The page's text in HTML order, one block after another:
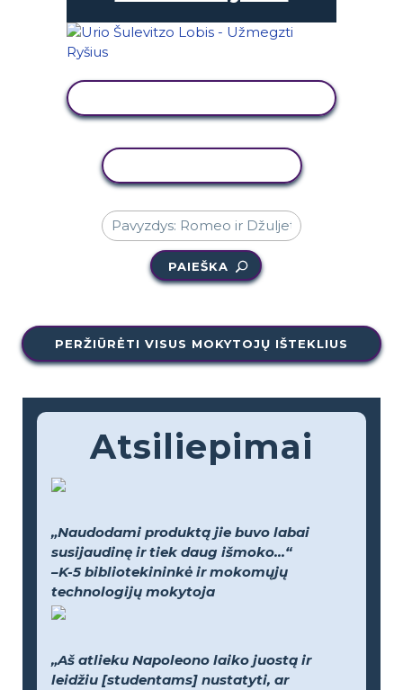
PAIEŠKA
PERŽIŪRĖTI VISUS MOKYTOJŲ IŠTEKLIUS
Atsiliepimai
„Naudodami produktą jie buvo labai
susijaudinę ir tiek daug išmoko...“
–K-5 bibliotekininkė ir mokomųjų
technologijų mokytoja
„Aš atlieku Napoleono laiko juostą ir
leidžiu [studentams] nustatyti, ar